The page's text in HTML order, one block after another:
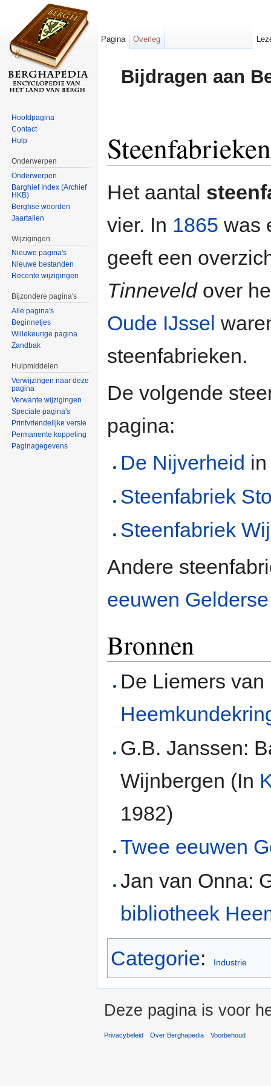
Bijdragen aan
Steenfabrieken
Het aantal
vier. In 1865 was
geeft een
Tinneveldover
Oude IJssel
steenfabrieken.
De volgende
pagina:
De Nijverheid in
Steenfabriek
Steenfabriek
Andere
eeuwen
Bronnen
De Liemers
G.B. Janssen:
Wijnbergen (In
1982)
Twee eeuwen
Jan van Onna:
bibliotheek
Categorie: Industrie
Pagina Overleg
Hoofdpagina
Contact
Hulp
Onderwerpen
Onderwerpen
Barghief Index (Archief
HKB)
Berghse woorden
Jaartallen
Wijzigingen
Nieuwe pagina's
Nieuwe bestanden
Recente wijzigingen
Bijzondere pagina's
Alle pagina's
Beginnetjes
Willekeurige pagina
Zandbak
Hulpmiddelen
Verwijzingen naar deze
pagina
Verwante wijzigingen
Speciale pagina's
Printvriendelijke versie
Permanente koppeling
Paginagegevens
Deze pagina is voor
Privacybeleid Over Berghapedia Voorbehoud